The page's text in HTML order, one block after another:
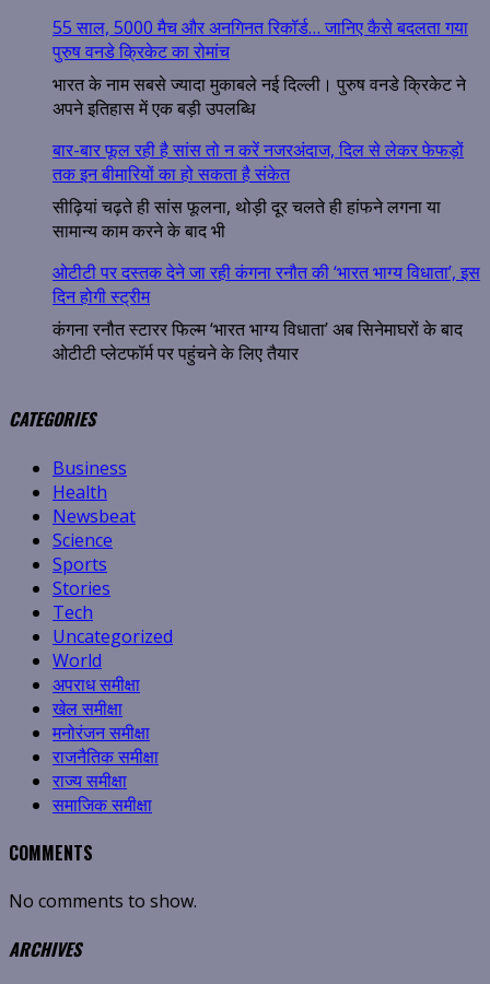
55 साल, 5000 मैच और अनगिनत रिकॉर्ड… जानिए कैसे बदलता गया
पुरुष वनडे क्रिकेट का रोमांच
भारत के नाम सबसे ज्यादा मुकाबले नई दिल्ली। पुरुष वनडे क्रिकेट ने
अपने इतिहास में एक बड़ी उपलब्धि
बार-बार फूल रही है सांस तो न करें नजरअंदाज, दिल से लेकर फेफड़ों
तक इन बीमारियों का हो सकता है संकेत
सीढ़ियां चढ़ते ही सांस फूलना, थोड़ी दूर चलते ही हांफने लगना या
सामान्य काम करने के बाद भी
ओटीटी पर दस्तक देने जा रही कंगना रनौत की ‘भारत भाग्य विधाता’, इस
दिन होगी स्ट्रीम
कंगना रनौत स्टारर फिल्म ‘भारत भाग्य विधाता’ अब सिनेमाघरों के बाद
ओटीटी प्लेटफॉर्म पर पहुंचने के लिए तैयार
CATEGORIES
Business
Health
Newsbeat
Science
Sports
Stories
Tech
Uncategorized
World
अपराध समीक्षा
खेल समीक्षा
मनोरंजन समीक्षा
राजनैतिक समीक्षा
राज्य समीक्षा
समाजिक समीक्षा
COMMENTS
No comments to show.
ARCHIVES